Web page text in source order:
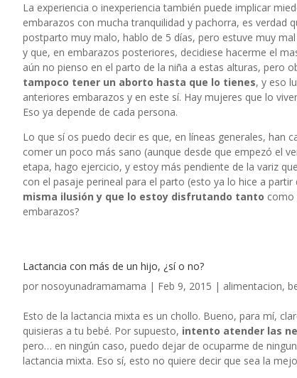
La experiencia o inexperiencia también puede implicar
embarazos con mucha tranquilidad y pachorra, es verdad
postparto muy malo, hablo de 5 días, pero estuve muy
y que, en embarazos posteriores, decidiese hacerme el
aún no pienso en el parto de la niña a estas alturas, pero
tampoco tener un aborto hasta que lo tienes, y eso
anteriores embarazos y en este sí. Hay mujeres que lo
Eso ya depende de cada persona.
Lo que sí os puedo decir es que, en líneas generales,
comer un poco más sano (aunque desde que empezó el
etapa, hago ejercicio, y estoy más pendiente de la variz
con el pasaje perineal para el parto (esto ya lo hice a partir
misma ilusión y que lo estoy disfrutando tanto como
embarazos?
Lactancia con más de un hijo, ¿sí o no?
por nosoyunadramamama | Feb 9, 2015 | alimentacion,
Esto de la lactancia mixta es un chollo. Bueno, para mí,
quisieras a tu bebé. Por supuesto, intento atender las
pero… en ningún caso, puedo dejar de ocuparme de
lactancia mixta. Eso sí, esto no quiere decir que sea la